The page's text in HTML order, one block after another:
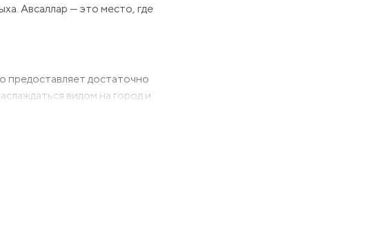
Авсаллар — это место, где
предоставляет достаточно
видом на город и
сауна, фитнес-центр,